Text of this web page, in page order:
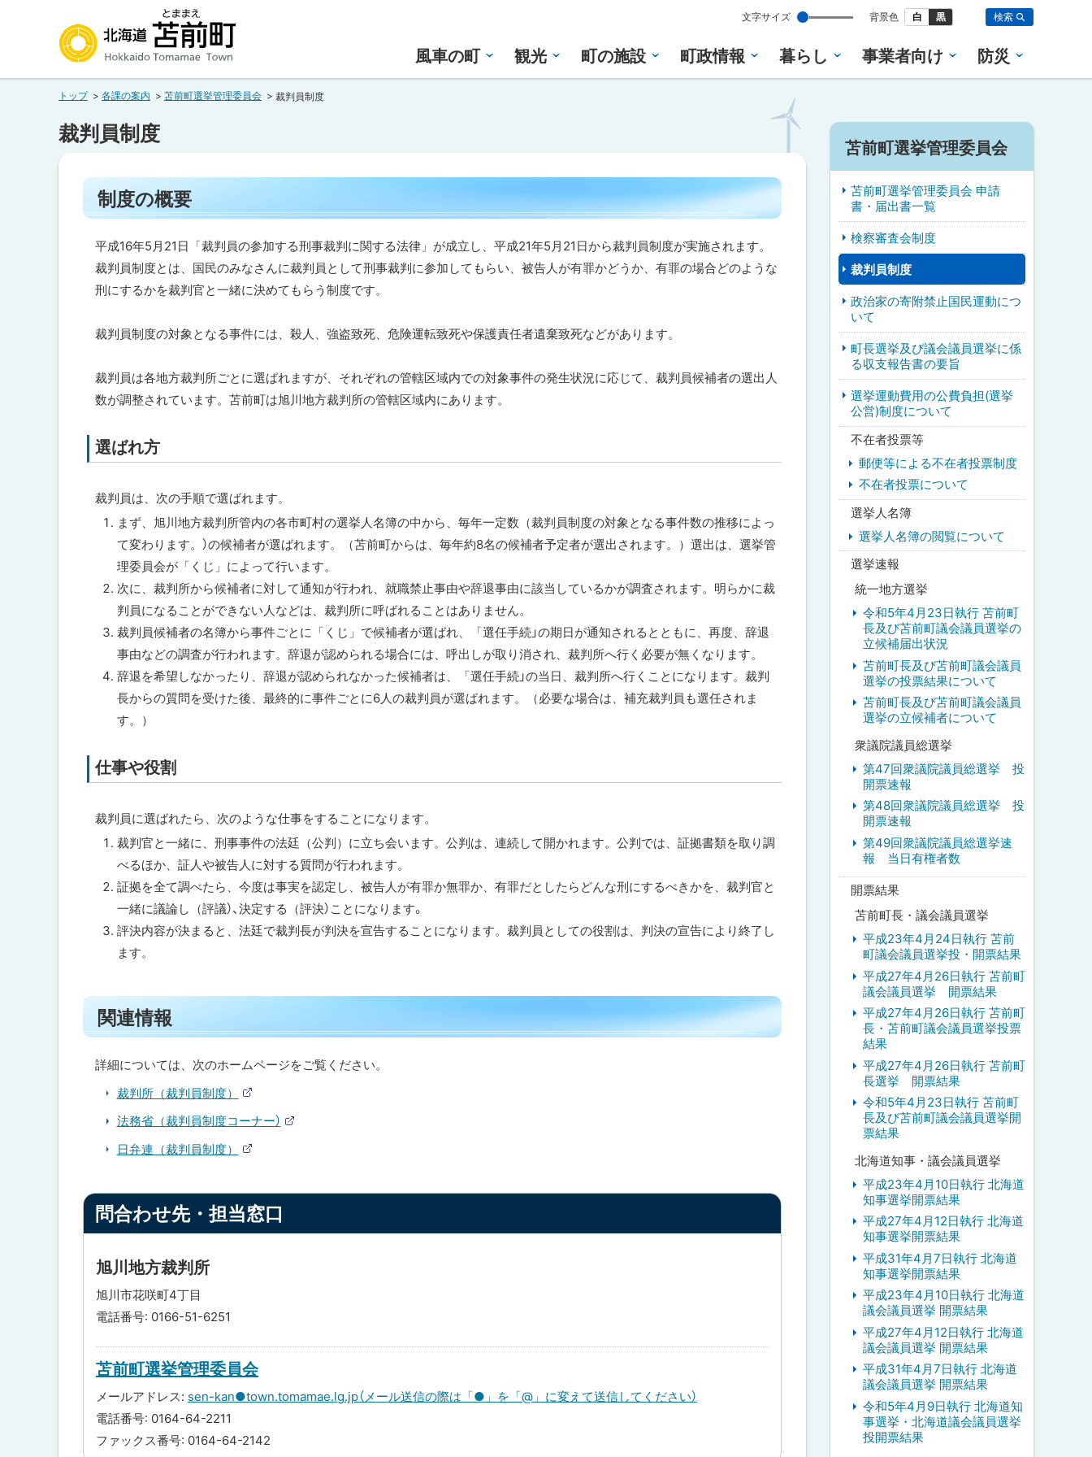
メ
北海道苫前町
Hokkaido Tomamae Town
設
定
文字サイズ 背景色 白 黒 検索
風車の町 観光 町の施設 町政情報 暮らし 事業者向け 防災
トップ 各課の案内 苫前町選挙管理委員会 裁判員制度
裁判員制度
ー
ジ
目
次
制
度
概
要
関
連
情
問
わ
せ
制度の概要
平成16年5月21日「裁判員の参加する刑事裁判に関する法律」が成立し、平成21年5月21日から裁判員制度が実施されます。
裁判員制度とは、国民のみなさんに裁判員として刑事裁判に参加してもらい、被告人が有罪かどうか、有罪の場合どのような
刑にするかを裁判官と一緒に決めてもらう制度です。
裁判員制度の対象となる事件には、殺人、強盗致死、危険運転致死や保護責任者遺棄致死などがあります。
裁判員は各地方裁判所ごとに選ばれますが、それぞれの管轄区域内での対象事件の発生状況に応じて、裁判員候補者の選出人
数が調整されています。苫前町は旭川地方裁判所の管轄区域内にあります。
ト
ッ
プ
選ばれ方
裁判員は、次の手順で選ばれます。
まず、旭川地方裁判所管内の各市町村の選挙人名簿の中から、毎年一定数（裁判員制度の対象となる事件数の推移によっ
て変わります。）の候補者が選ばれます。（苫前町からは、毎年約8名の候補者予定者が選出されます。）選出は、選挙管
理委員会が「くじ」によって行います。
次に、裁判所から候補者に対して通知が行われ、就職禁止事由や辞退事由に該当しているかが調査されます。明らかに裁
判員になることができない人などは、裁判所に呼ばれることはありません。
裁判員候補者の名簿から事件ごとに「くじ」で候補者が選ばれ、「選任手続」の期日が通知されるとともに、再度、辞退
事由などの調査が行われます。辞退が認められる場合には、呼出しが取り消され、裁判所へ行く必要が無くなります。
辞退を希望しなかったり、辞退が認められなかった候補者は、「選任手続」の当日、裁判所へ行くことになります。裁判
長からの質問を受けた後、最終的に事件ごとに6人の裁判員が選ばれます。（必要な場合は、補充裁判員も選任されま
す。）
ト
ッ
プ
仕事や役割
裁判員に選ばれたら、次のような仕事をすることになります。
裁判官と一緒に、刑事事件の法廷（公判）に立ち会います。公判は、連続して開かれます。公判では、証拠書類を取り調
べるほか、証人や被告人に対する質問が行われます。
証拠を全て調べたら、今度は事実を認定し、被告人が有罪か無罪か、有罪だとしたらどんな刑にするべきかを、裁判官と
一緒に議論し（評議）、決定する（評決）ことになります。
評決内容が決まると、法廷で裁判長が判決を宣告することになります。裁判員としての役割は、判決の宣告により終了し
ます。
ト
ッ
プ
に
戻
関連情報
詳細については、次のホームページをご覧ください。
裁判所（裁判員制度）
部
サ
イ
ト
法務省（裁判員制度コーナー）
日弁連（裁判員制度）
イ
ト
ト
ッ
に
る
問合わせ先・担当窓口
旭川地方裁判所
旭川市花咲町4丁目
電話番号: 0166-51-6251
苫前町選挙管理委員会
メールアドレス: sen-kan●town.tomamae.lg.jp（メール送信の際は「●」を「@」に変えて送信してください）
電話番号: 0164-64-2211
ファックス番号: 0164-64-2142
サ
イ
ド
・
メ
ニ
ュ
苫前町選挙管理委員会
苫前町選挙管理委員会 申請
書・届出書一覧
検察審査会制度
裁判員制度
政治家の寄附禁止国民運動につ
いて
町長選挙及び議会議員選挙に係
る収支報告書の要旨
選挙運動費用の公費負担(選挙
公営)制度について
不在者投票等
郵便等による不在者投票制度
不在者投票について
選挙人名簿
選挙人名簿の閲覧について
選挙速報
統一地方選挙
令和5年4月23日執行 苫前町
長及び苫前町議会議員選挙の
立候補届出状況
苫前町長及び苫前町議会議員
選挙の投票結果について
苫前町長及び苫前町議会議員
選挙の立候補者について
衆議院議員総選挙
第47回衆議院議員総選挙 投
開票速報
第48回衆議院議員総選挙 投
開票速報
第49回衆議院議員総選挙速
報 当日有権者数
開票結果
苫前町長・議会議員選挙
平成23年4月24日執行 苫前
町議会議員選挙投・開票結果
平成27年4月26日執行 苫前町
議会議員選挙 開票結果
平成27年4月26日執行 苫前町
長・苫前町議会議員選挙投票
結果
平成27年4月26日執行 苫前町
長選挙 開票結果
令和5年4月23日執行 苫前町
長及び苫前町議会議員選挙開
票結果
北海道知事・議会議員選挙
平成23年4月10日執行 北海道
知事選挙開票結果
平成27年4月12日執行 北海道
知事選挙開票結果
平成31年4月7日執行 北海道
知事選挙開票結果
平成23年4月10日執行 北海道
議会議員選挙 開票結果
平成27年4月12日執行 北海道
議会議員選挙 開票結果
平成31年4月7日執行 北海道
議会議員選挙 開票結果
令和5年4月9日執行 北海道知
事選挙・北海道議会議員選挙
投開票結果
戻